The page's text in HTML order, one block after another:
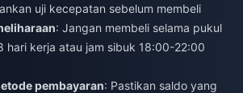
uji kecepatan sebelum membeli
: Jangan membeli selama pukul
kerja atau jam sibuk 18:00-22:00
pembayaran: Pastikan saldo yang